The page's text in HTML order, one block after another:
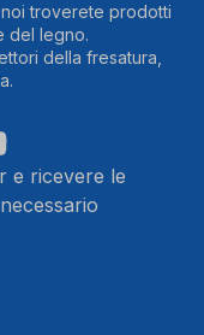
troverete prodotti
del legno.
della fresatura,
e ricevere le